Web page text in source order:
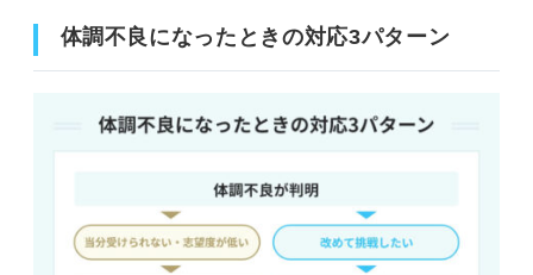
体調不良になったときの対応3パターン